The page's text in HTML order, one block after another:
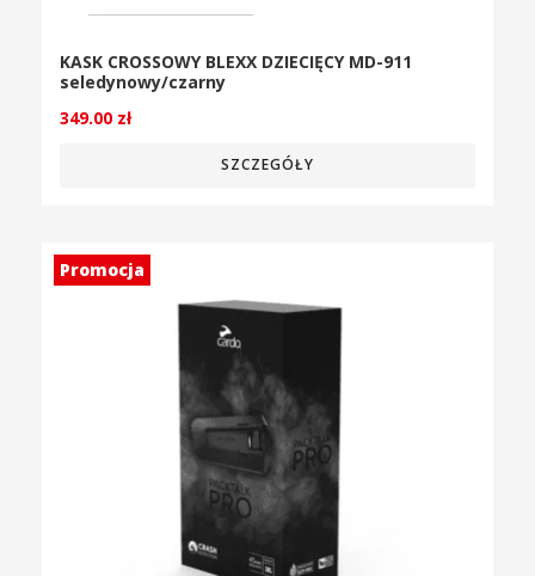
KASK CROSSOWY BLEXX DZIECIĘCY MD-911
seledynowy/czarny
349.00 zł
SZCZEGÓŁY
Promocja